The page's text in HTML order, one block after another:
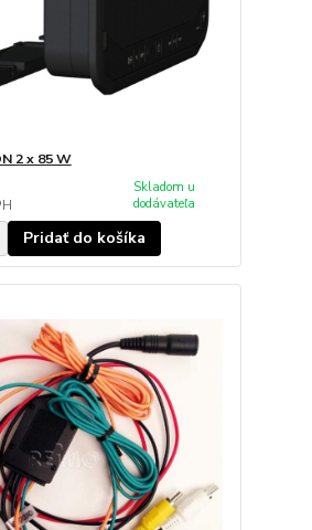
2 x 85 W
Skladom u
dodávateľa
Pridať do košíka